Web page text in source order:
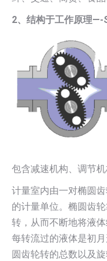
2、结构于工作原理—-
包含减速机构、调节机
计量室内由一对椭圆
的计量单位。椭圆齿
转，从而不断地将液
每转流过的液体是初
圆齿轮转的总数以及